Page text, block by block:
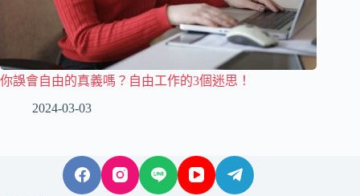
你誤會自由的真義嗎？自由工作的3個迷思！
2024-03-03